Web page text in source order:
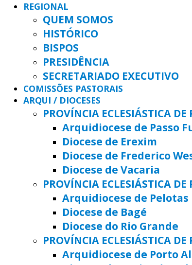
REGIONAL
QUEM SOMOS
HISTÓRICO
BISPOS
PRESIDÊNCIA
SECRETARIADO EXECUTIVO
COMISSÕES PASTORAIS
ARQUI / DIOCESES
PROVÍNCIA ECLESIÁSTICA DE
Arquidiocese de Passo
Diocese de Erexim
Diocese de Frederico
Diocese de Vacaria
PROVÍNCIA ECLESIÁSTICA DE
Arquidiocese de Pelotas
Diocese de Bagé
Diocese do Rio Grande
PROVÍNCIA ECLESIÁSTICA DE
Arquidiocese de Porto